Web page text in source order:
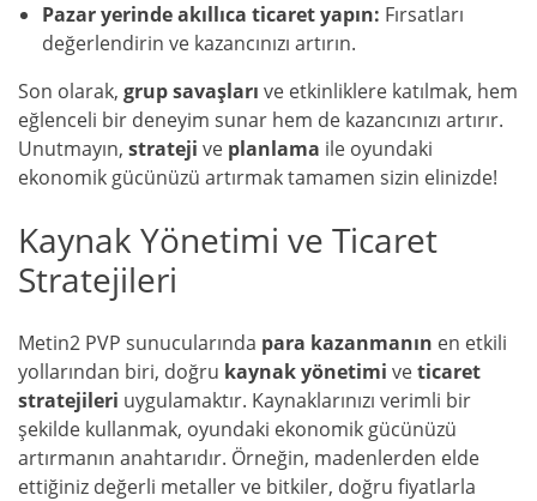
Pazar yerinde akıllıca ticaret yapın: Fırsatları
değerlendirin ve kazancınızı artırın.
Son olarak, grup savaşları ve etkinliklere katılmak, hem
eğlenceli bir deneyim sunar hem de kazancınızı artırır.
Unutmayın, strateji ve planlama ile oyundaki
ekonomik gücünüzü artırmak tamamen sizin elinizde!
Kaynak Yönetimi ve Ticaret
Stratejileri
Metin2 PVP sunucularında para kazanmanın en etkili
yollarından biri, doğru kaynak yönetimi veticaret
stratejileri uygulamaktır. Kaynaklarınızı verimli bir
şekilde kullanmak, oyundaki ekonomik gücünüzü
artırmanın anahtarıdır. Örneğin, madenlerden elde
ettiğiniz değerli metaller ve bitkiler, doğru fiyatlarla